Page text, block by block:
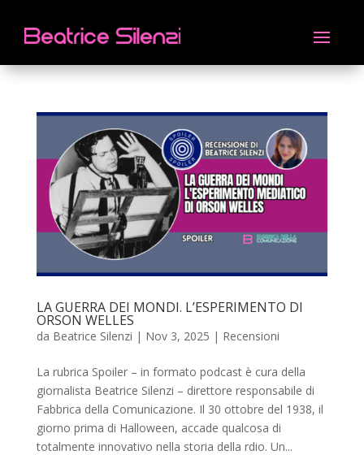
LA GUERRA DEI MONDI. L’ESPERIMENTO DI
ORSON WELLES
da Beatrice Silenzi | Nov 3, 2025 | Recensioni
La rubrica Spoiler – in formato podcast è cura della
giornalista Beatrice Silenzi – direttore responsabile di
Fabbrica della Comunicazione. Il 30 ottobre del 1938, il
giorno prima di Halloween, accade qualcosa di
totalmente innovativo nella storia della rdio. Un...